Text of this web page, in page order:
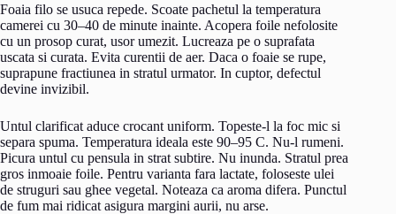
Foaia filo se usuca repede. Scoate pachetul la temperatura
camerei cu 30–40 de minute inainte. Acopera foile nefolosite
cu un prosop curat, usor umezit. Lucreaza pe o suprafata
uscata si curata. Evita curentii de aer. Daca o foaie se rupe,
suprapune fractiunea in stratul urmator. In cuptor, defectul
devine invizibil.
Untul clarificat aduce crocant uniform. Topeste-l la foc mic si
separa spuma. Temperatura ideala este 90–95 C. Nu-l rumeni.
Picura untul cu pensula in strat subtire. Nu inunda. Stratul prea
gros inmoaie foile. Pentru varianta fara lactate, foloseste ulei
de struguri sau ghee vegetal. Noteaza ca aroma difera. Punctul
de fum mai ridicat asigura margini aurii, nu arse.